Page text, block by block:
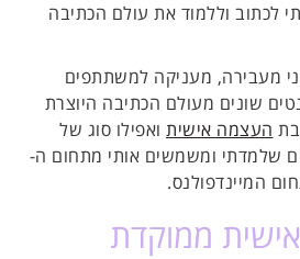
לכתוב וללמוד את עולם הכתיבה
מעבירה, מעניקה למשתתפים
שונים מעולם הכתיבה היוצרת
העצמה אישית ואפילו סוג של
שלמדתי ומשמשים אותי מתחום ה-
ממוקדת